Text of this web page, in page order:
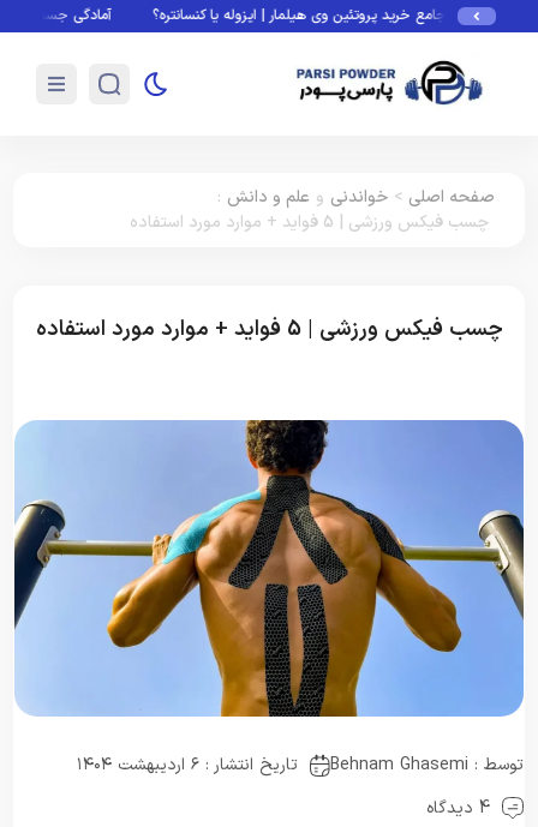
خرید پروتئین وی هیلمار | ایزوله یا کنسانتره؟ آمادگی جسمانی چیست؟
صفحه اصلی > خواندنی و علم و دانش :
چسب فیکس ورزشی | 5 فواید + موارد مورد استفاده
چسب فیکس ورزشی | 5 فواید + موارد مورد استفاده
توسط : Behnam Ghasemi
تاریخ انتشار : ۶ اردیبهشت ۱۴۰۴
4 دیدگاه